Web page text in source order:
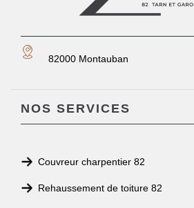
82000 Montauban
NOS SERVICES
Couvreur charpentier 82
Rehaussement de toiture 82